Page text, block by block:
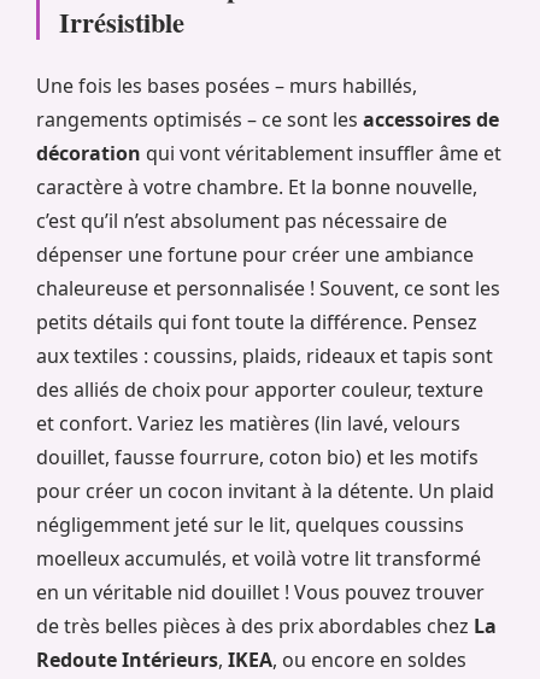
Irrésistible
Une fois les bases posées – murs habillés,
rangements optimisés – ce sont les accessoires de
décoration qui vont véritablement insuffler âme et
caractère à votre chambre. Et la bonne nouvelle,
c’est qu’il n’est absolument pas nécessaire de
dépenser une fortune pour créer une ambiance
chaleureuse et personnalisée ! Souvent, ce sont les
petits détails qui font toute la différence. Pensez
aux textiles : coussins, plaids, rideaux et tapis sont
des alliés de choix pour apporter couleur, texture
et confort. Variez les matières (lin lavé, velours
douillet, fausse fourrure, coton bio) et les motifs
pour créer un cocon invitant à la détente. Un plaid
négligemment jeté sur le lit, quelques coussins
moelleux accumulés, et voilà votre lit transformé
en un véritable nid douillet ! Vous pouvez trouver
de très belles pièces à des prix abordables chez La
Redoute Intérieurs, IKEA, ou encore en soldes